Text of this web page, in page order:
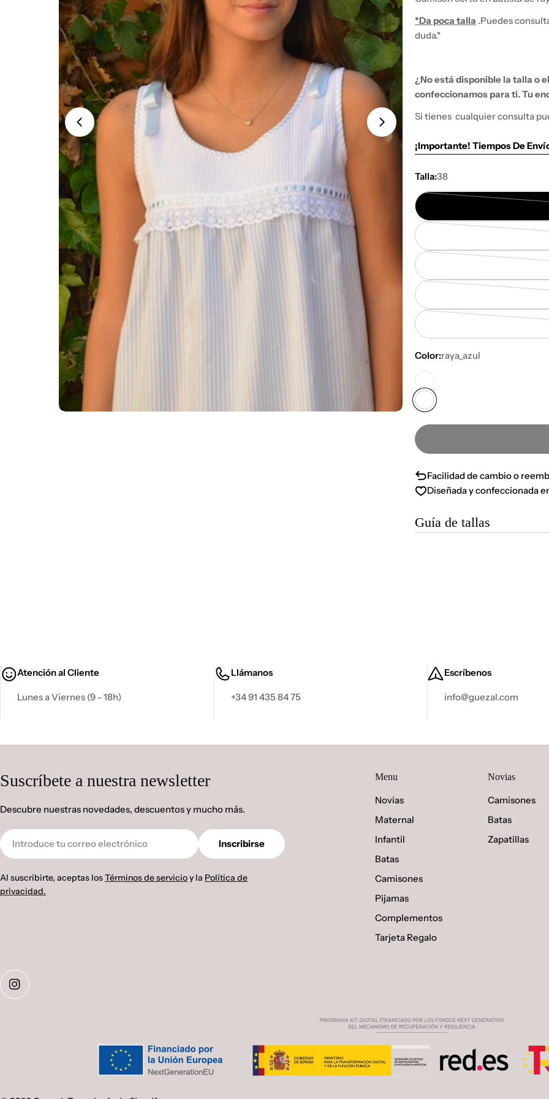
Abrir medios 0 en modal
*Da poca talla .Puedes
duda.*
¿No está disponible la talla o
confeccionamos para ti.Tu
Si tienes cualquier consulta
¡Importante! Tiempos De
Talla:38
Color:raya_azul
Facilidad de cambio o
Diseñada y confeccionada
Guía de tallas
Atención al Cliente
Lunes a Viernes (9 - 18h)
Llámanos
+34 91 435 84 75
Escríbenos
info@guezal.com
Suscríbete a nuestra newsletter
Descubre nuestras novedades, descuentos y mucho más.
Correo
electrónico
Inscribirse
Al suscribirte, aceptas losTérminos de servicioy la Política de
privacidad.
Menu
Novias
Maternal
Infantil
Batas
Camisones
Pijamas
Complementos
Tarjeta Regalo
Novias
Camisones
Batas
Zapatillas
Instagram